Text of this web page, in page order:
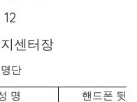
센터장
단
명 핸드폰 뒷